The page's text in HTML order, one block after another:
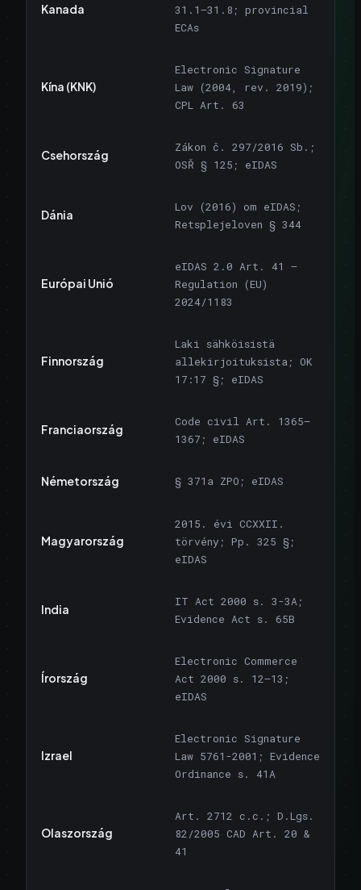
Kanada
31.1–31.8; provincial
ECAs
Kína (KNK)
Electronic Signature
Law (2004, rev. 2019);
CPL Art. 63
Csehország
Zákon č. 297/2016 Sb.;
OSŘ § 125; eIDAS
Dánia
Lov (2016) om eIDAS;
Retsplejeloven § 344
Európai Unió
eIDAS 2.0 Art. 41 —
Regulation (EU)
2024/1183
Finnország
Laki sähköisistä
allekirjoituksista; OK
17:17 §; eIDAS
Franciaország
Code civil Art. 1365–
1367; eIDAS
Németország § 371a ZPO; eIDAS
Magyarország
2015. évi CCXXII.
törvény; Pp. 325 §;
eIDAS
India
IT Act 2000 s. 3-3A;
Evidence Act s. 65B
Írország
Electronic Commerce
Act 2000 s. 12–13;
eIDAS
Izrael
Electronic Signature
Law 5761-2001; Evidence
Ordinance s. 41A
Olaszország
Art. 2712 c.c.; D.Lgs.
82/2005 CAD Art. 20 &
41